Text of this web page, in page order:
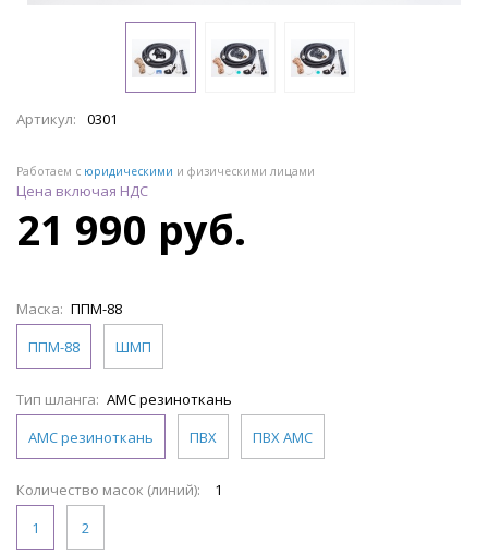
Артикул: 0301
Работаем с юридическими и физическими лицами
Цена включая НДС
21 990 руб.
Маска: ППМ-88
ППМ-88
ШМП
Тип шланга: АМС резиноткань
АМС резиноткань
ПВХ ПВХ АМС
Количество масок (линий):
1
1
2